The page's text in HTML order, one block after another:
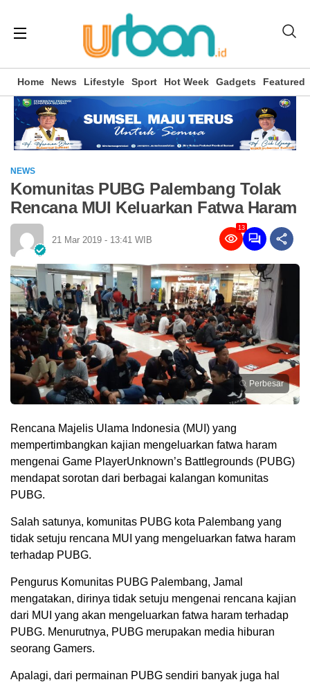
Home News Lifestyle Sport Hot Week Gadgets Featured
NEWS
Komunitas PUBG Palembang Tolak
Rencana MUI Keluarkan Fatwa Haram
21 Mar 2019 - 13:41 WIB
13
Perbesar
Rencana Majelis Ulama Indonesia (MUI) yang
mempertimbangkan kajian mengeluarkan fatwa haram
mengenai Game PlayerUnknown’s Battlegrounds (PUBG)
mendapat sorotan dari berbagai kalangan komunitas
PUBG.
Salah satunya, komunitas PUBG kota Palembang yang
tidak setuju rencana MUI yang mengeluarkan fatwa haram
terhadap PUBG.
Pengurus Komunitas PUBG Palembang, Jamal
mengatakan, dirinya tidak setuju mengenai rencana kajian
dari MUI yang akan mengeluarkan fatwa haram terhadap
PUBG. Menurutnya, PUBG merupakan media hiburan
seorang Gamers.
Apalagi, dari permainan PUBG sendiri banyak juga hal